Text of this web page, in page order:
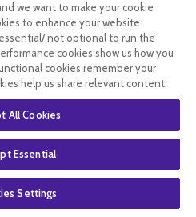
Urgo -
Filmogel
Aphtes -
Spatule
12.99€
we want to make your cookie
to enhance your website
not optional to run the
cookies show us how you
cookies remember your
help us share relevant content.
All Cookies
Essential
Settings